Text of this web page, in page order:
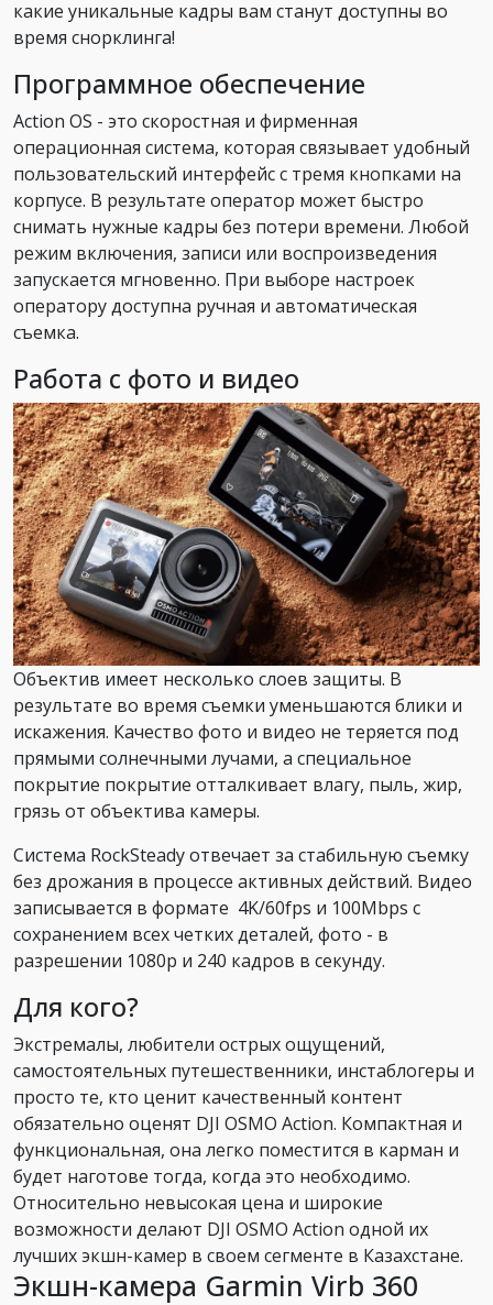
какие уникальные кадры вам станут доступны во
время снорклинга!
Программное обеспечение
Action OS - это скоростная и фирменная
операционная система, которая связывает удобный
пользовательский интерфейс с тремя кнопками на
корпусе. В результате оператор может быстро
снимать нужные кадры без потери времени. Любой
режим включения, записи или воспроизведения
запускается мгновенно. При выборе настроек
оператору доступна ручная и автоматическая
съемка.
Работа с фото и видео
Объектив имеет несколько слоев защиты. В
результате во время съемки уменьшаются блики и
искажения. Качество фото и видео не теряется под
прямыми солнечными лучами, а специальное
покрытие покрытие отталкивает влагу, пыль, жир,
грязь от объектива камеры.
Система RockSteady отвечает за стабильную съемку
без дрожания в процессе активных действий. Видео
записывается в формате 4K/60fps и 100Mbps с
сохранением всех четких деталей, фото - в
разрешении 1080p и 240 кадров в секунду.
Для кого?
Экстремалы, любители острых ощущений,
самостоятельных путешественники, инстаблогеры и
просто те, кто ценит качественный контент
обязательно оценят DJI OSMO Action. Компактная и
функциональная, она легко поместится в карман и
будет наготове тогда, когда это необходимо.
Относительно невысокая цена и широкие
возможности делают DJI OSMO Action одной их
лучших экшн-камер в своем сегменте в Казахстане.
Экшн-камера Garmin Virb 360